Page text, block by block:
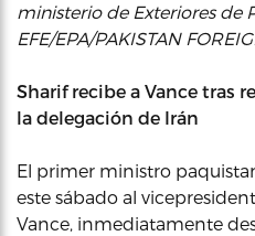
ministerio de Exteriores de
EFE/EPA/PAKISTAN
Sharif recibe a Vance tras
la delegación de Irán
El primer ministro
este sábado al
Vance, inmediatamente